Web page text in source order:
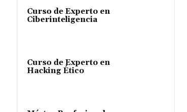
Curso de Experto en
Ciberinteligencia
Curso de Experto en
Hacking Ético